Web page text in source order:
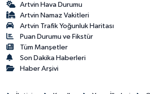
Artvin Hava Durumu
Artvin Namaz Vakitleri
Artvin Trafik Yoğunluk Haritası
Puan Durumu ve Fikstür
Tüm Manşetler
Son Dakika Haberleri
Haber Arşivi